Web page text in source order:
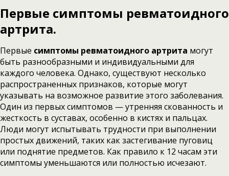
Первые симптомы ревматоидного
артрита.
Первые симптомы ревматоидного артрита могут
быть разнообразными и индивидуальными для
каждого человека. Однако, существуют несколько
распространенных признаков, которые могут
указывать на возможное развитие этого заболевания.
Один из первых симптомов — утренняя скованность и
жесткость в суставах, особенно в кистях и пальцах.
Люди могут испытывать трудности при выполнении
простых движений, таких как застегивание пуговиц
или поднятие предметов. Как правило к 12 часам эти
симптомы уменьшаются или полностью исчезают.